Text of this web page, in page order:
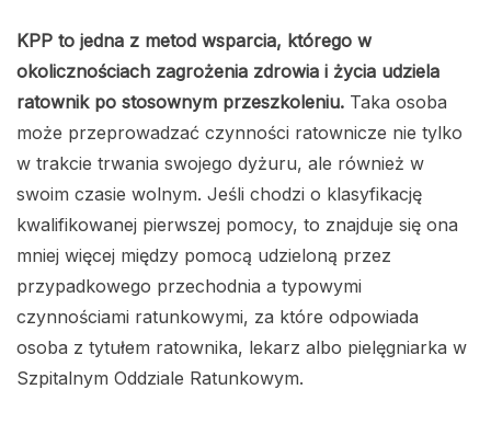
KPP to jedna z metod wsparcia, którego w
okolicznościach zagrożenia zdrowia i życia udziela
ratownik po stosownym przeszkoleniu. Taka osoba
może przeprowadzać czynności ratownicze nie tylko
w trakcie trwania swojego dyżuru, ale również w
swoim czasie wolnym. Jeśli chodzi o klasyfikację
kwalifikowanej pierwszej pomocy, to znajduje się ona
mniej więcej między pomocą udzieloną przez
przypadkowego przechodnia a typowymi
czynnościami ratunkowymi, za które odpowiada
osoba z tytułem ratownika, lekarz albo pielęgniarka w
Szpitalnym Oddziale Ratunkowym.